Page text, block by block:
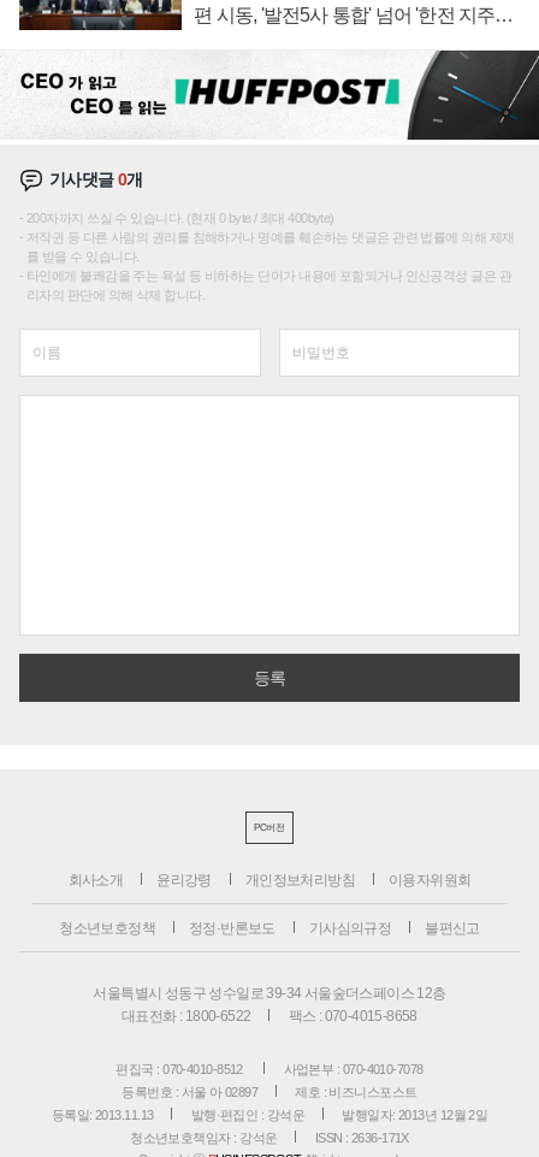
편 시동, '발전5사 통합' 넘어 '한전 지주사'
기사댓글0개
200자까지 쓰실 수 있습니다. (현재 0 byte / 최대 400byte)
저작권 등 다른 사람의 권리를 침해하거나 명예를 훼손하는 댓글은 관련 법률에 의해 제재
를 받을 수 있습니다.
타인에게 불쾌감을 주는 욕설 등 비하하는 단어가 내용에 포함되거나 인신공격성 글은 관
리자의 판단에 의해 삭제 합니다.
PC버전
회사소개 윤리강령 개인정보처리방침 이용자위원회
청소년보호정책 정정·반론보도 기사심의규정 불편신고
서울특별시 성동구 성수일로 39-34 서울숲더스페이스 12층
대표전화 : 1800-6522
팩스 : 070-4015-8658
편집국 : 070-4010-8512
사업본부 : 070-4010-7078
등록번호 : 서울 아 02897
제호 : 비즈니스포스트
등록일: 2013.11.13
발행·편집인 : 강석운
발행일자: 2013년 12월 2일
청소년보호책임자 : 강석운
ISSN : 2636-171X